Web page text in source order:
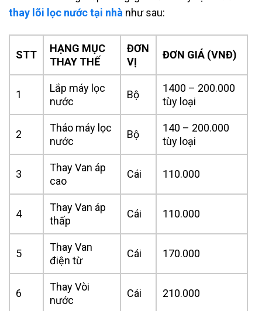
thay lõi lọc nước tại nhà như sau:
STT
HẠNG MỤC
THAY THẾ
ĐƠN
VỊ
ĐƠN GIÁ (VNĐ)
1
Lắp máy lọc
nước
Bộ
1400 – 200.000
tùy loại
2
Tháo máy lọc
nước
Bộ
140 – 200.000
tùy loại
3
Thay Van áp
cao
Cái 110.000
4
Thay Van áp
thấp
Cái 110.000
5
Thay Van
điện từ
Cái 170.000
6
Thay Vòi
nước
Cái 210.000